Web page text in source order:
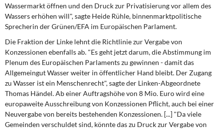
Wassermarkt öffnen und den Druck zur Privatisierung vor allem des
Wassers erhöhen will", sagte Heide Rühle, binnenmarktpolitische
Sprecherin der Grünen/EFA im Europäischen Parlament.
Die Fraktion der Linke lehnt die Richtlinie zur Vergabe von
Konzessionen ebenfalls ab. "Es geht jetzt darum, die Abstimmung im
Plenum des Europäischen Parlaments zu gewinnen - damit das
Allgemeingut Wasser weiter in öffentlicher Hand bleibt. Der Zugang
zu Wasser ist ein Menschenrecht", sagte der Linken-Abgeordnete
Thomas Händel. Ab einer Auftragshöhe von 8 Mio. Euro wird eine
europaweite Ausschreibung von Konzessionen Pflicht, auch bei einer
Neuvergabe von bereits bestehenden Konzessionen. [...] "Da viele
Gemeinden verschuldet sind, könnte das zu Druck zur Vergabe von